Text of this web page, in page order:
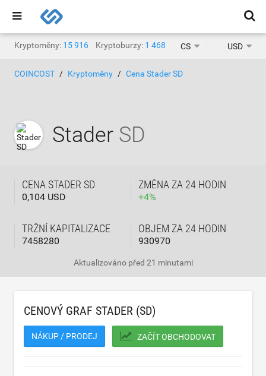
Kryptoměny: 15 916 Kryptoburzy: 1 468 CS USD
COINCOST Kryptoměny Cena Stader SD
Stader SD
CENA STADER SD
0,104 USD
ZMĚNA ZA 24 HODIN
+4%
TRŽNÍ KAPITALIZACE
7458280
OBJEM ZA 24 HODIN
930970
Aktualizováno před 21 minutami
CENOVÝ GRAF STADER (SD)
NÁKUP / PRODEJ ZAČÍT OBCHODOVAT